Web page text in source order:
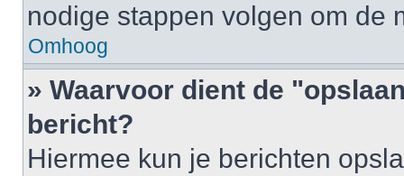
nodige stappen volgen om de
Omhoog
» Waarvoor dient de
bericht?
Hiermee kun je berichten